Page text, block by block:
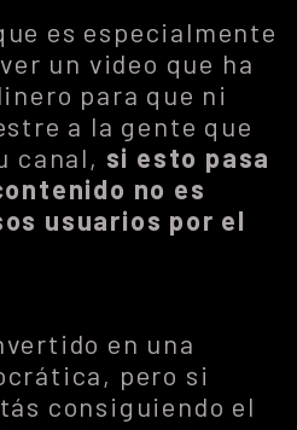
es especialmente
un video que ha
para que ni
a la gente que
canal, si esto pasa
no es
usuarios por el
en una
pero si
consiguiendo el